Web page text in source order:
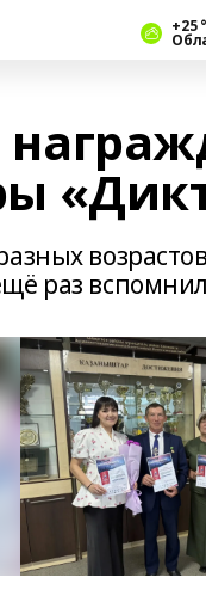
+25
раз